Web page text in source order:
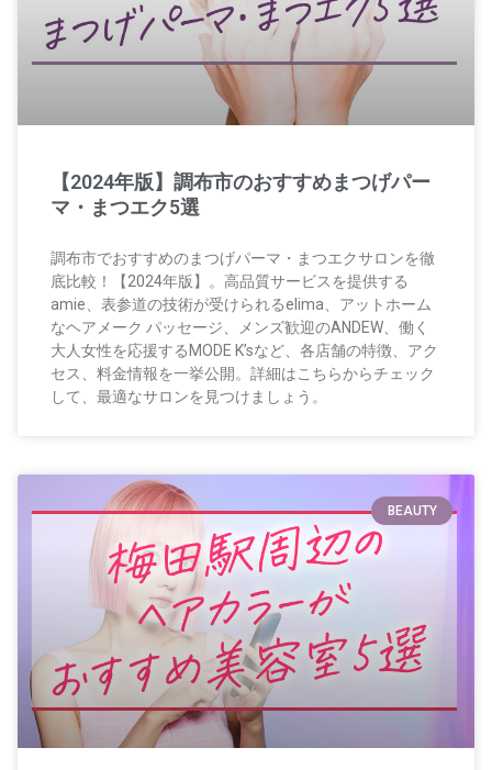
【2024年版】調布市のおすすめまつげパー
マ・まつエク5選
調布市でおすすめのまつげパーマ・まつエクサロンを徹
底比較！【2024年版】。高品質サービスを提供する
amie、表参道の技術が受けられるelima、アットホーム
なヘアメーク パッセージ、メンズ歓迎のANDEW、働く
大人女性を応援するMODE K’sなど、各店舗の特徴、アク
セス、料金情報を一挙公開。詳細はこちらからチェック
して、最適なサロンを見つけましょう。
BEAUTY